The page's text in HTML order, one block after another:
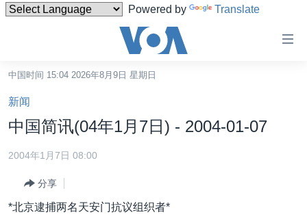
Powered by Translate
碍
链
接
转
容
港澳
国际
中国时间 15:04 2026年8月9日 星期日
新闻
中国简讯(04年1月7日) - 2004-01-07
2004年1月7日 08:00
分享
*北京逮捕两名天安门抗议组织者*